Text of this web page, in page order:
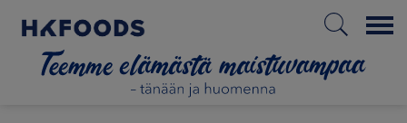
Menu
ETUSIVU